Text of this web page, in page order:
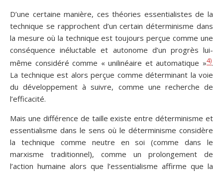
D’une certaine manière, ces théories essentialistes de la
technique se rapprochent d’un certain déterminisme dans
la mesure où la technique est toujours perçue comme une
conséquence inéluctable et autonome d’un progrès lui-
même considéré comme « unilinéaire et automatique »4).
La technique est alors perçue comme déterminant la voie
du développement à suivre, comme une recherche de
l’efficacité.
Mais une différence de taille existe entre déterminisme et
essentialisme dans le sens où le déterminisme considère
la technique comme neutre en soi (comme dans le
marxisme traditionnel), comme un prolongement de
l’action humaine alors que l’essentialisme affirme que la